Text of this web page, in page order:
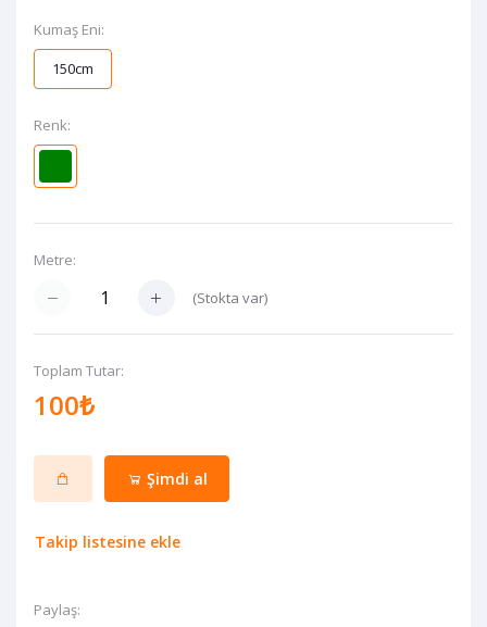
Kumaş Eni:
150cm
Renk:
Metre:
(Stokta var)
Toplam Tutar:
100₺
Şimdi al
Takip listesine ekle
Paylaş: